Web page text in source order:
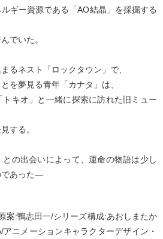
ギー資源である「AO結晶」を採掘する
でいた。
るネスト「ロックタウン」で、
を夢見る青年「カナタ」は、
キオ」と一緒に探索に訪れた旧ミュー
する。
の出会いによって、運命の物語は少し
であった―
案:鴨志田一/シリーズ構成:あおしまたか
ニメーションキャラクターデザイン・